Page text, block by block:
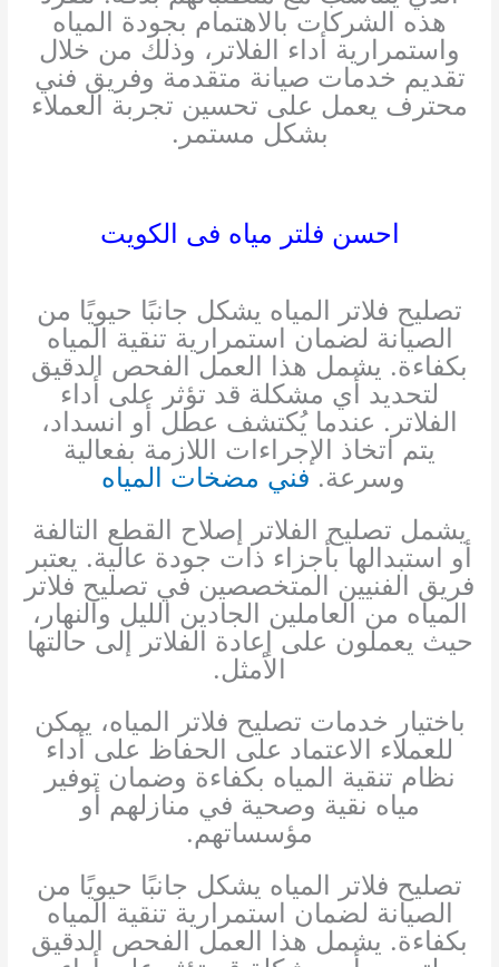
هذه الشركات بالاهتمام بجودة المياه
واستمرارية أداء الفلاتر، وذلك من خلال
تقديم خدمات صيانة متقدمة وفريق فني
محترف يعمل على تحسين تجربة العملاء
بشكل مستمر.
احسن فلتر مياه فى الكويت
تصليح فلاتر المياه يشكل جانبًا حيويًا من
الصيانة لضمان استمرارية تنقية المياه
بكفاءة. يشمل هذا العمل الفحص الدقيق
لتحديد أي مشكلة قد تؤثر على أداء
الفلاتر. عندما يُكتشف عطل أو انسداد،
يتم اتخاذ الإجراءات اللازمة بفعالية
وسرعة. فني مضخات المياه
يشمل تصليح الفلاتر إصلاح القطع التالفة
أو استبدالها بأجزاء ذات جودة عالية. يعتبر
فريق الفنيين المتخصصين في تصليح فلاتر
المياه من العاملين الجادين الليل والنهار،
حيث يعملون على إعادة الفلاتر إلى حالتها
الأمثل.
باختيار خدمات تصليح فلاتر المياه، يمكن
للعملاء الاعتماد على الحفاظ على أداء
نظام تنقية المياه بكفاءة وضمان توفير
مياه نقية وصحية في منازلهم أو
مؤسساتهم.
تصليح فلاتر المياه يشكل جانبًا حيويًا من
الصيانة لضمان استمرارية تنقية المياه
بكفاءة. يشمل هذا العمل الفحص الدقيق